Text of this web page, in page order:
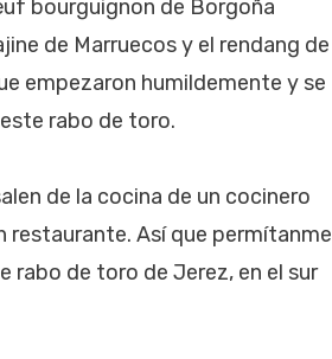
bourguignon de Borgoña
de Marruecos y el rendang de
empezaron humildemente y se
rabo de toro.
de la cocina de un cocinero
restaurante. Así que permítanme
rabo de toro de Jerez, en el sur